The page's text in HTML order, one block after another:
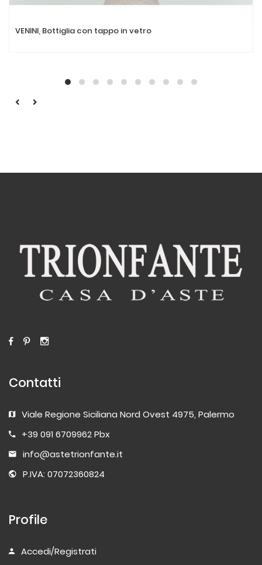
VENINI, Bottiglia con tappo in vetro
Contatti
Viale Regione Siciliana Nord Ovest 4975, Palermo
+39 091 6709962 Pbx
info@astetrionfante.it
P.IVA: 07072360824
Profile
Accedi/Registrati